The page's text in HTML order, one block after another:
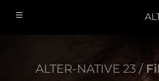
ALTER-NATIVE 23 /